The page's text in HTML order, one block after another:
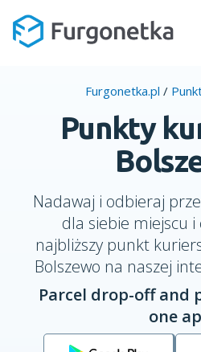
Furgonetka.pl /
Punkty
Nadawaj i odbieraj
dla siebie miejscu i
najbliższy punkt
Bolszewo na naszej
Parcel drop-off and
one